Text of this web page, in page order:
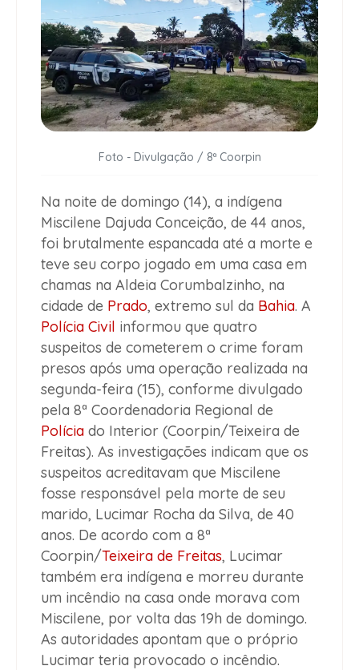
Foto - Divulgação / 8ª Coorpin
Na noite de domingo (14), a indígena
Miscilene Dajuda Conceição, de 44 anos,
foi brutalmente espancada até a morte e
teve seu corpo jogado em uma casa em
chamas na Aldeia Corumbalzinho, na
cidade de Prado, extremo sul da Bahia. A
Polícia Civil informou que quatro
suspeitos de cometerem o crime foram
presos após uma operação realizada na
segunda-feira (15), conforme divulgado
pela 8ª Coordenadoria Regional de
Polícia do Interior (Coorpin/Teixeira de
Freitas). As investigações indicam que os
suspeitos acreditavam que Miscilene
fosse responsável pela morte de seu
marido, Lucimar Rocha da Silva, de 40
anos. De acordo com a 8ª
Coorpin/Teixeira de Freitas, Lucimar
também era indígena e morreu durante
um incêndio na casa onde morava com
Miscilene, por volta das 19h de domingo.
As autoridades apontam que o próprio
Lucimar teria provocado o incêndio.